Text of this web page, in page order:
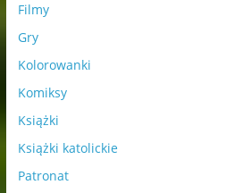
Filmy
Gry
Kolorowanki
Komiksy
Książki
Książki katolickie
Patronat